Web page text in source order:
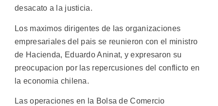
desacato a la justicia.
Los maximos dirigentes de las organizaciones
empresariales del pais se reunieron con el ministro
de Hacienda, Eduardo Aninat, y expresaron su
preocupacion por las repercusiones del conflicto en
la economia chilena.
Las operaciones en la Bolsa de Comercio